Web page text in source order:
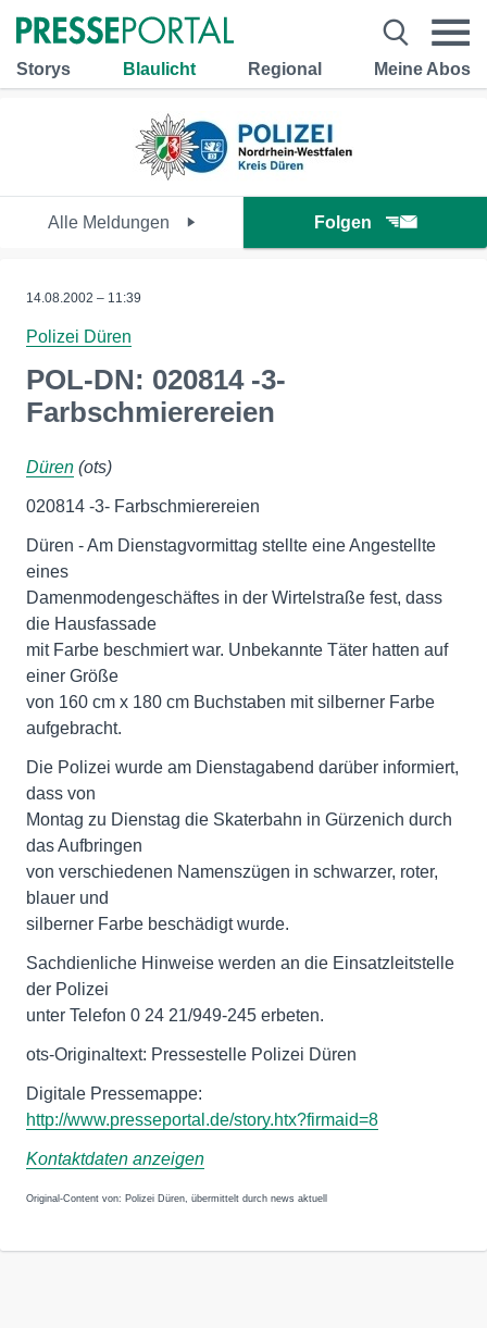
Storys Blaulicht Regional Meine Abos
Alle Meldungen Folgen
14.08.2002 – 11:39
Polizei Düren
POL-DN: 020814 -3-
Farbschmierereien
Düren (ots)
020814 -3- Farbschmierereien
Düren - Am Dienstagvormittag stellte eine Angestellte
eines
Damenmodengeschäftes in der Wirtelstraße fest, dass
die Hausfassade
mit Farbe beschmiert war. Unbekannte Täter hatten auf
einer Größe
von 160 cm x 180 cm Buchstaben mit silberner Farbe
aufgebracht.
Die Polizei wurde am Dienstagabend darüber informiert,
dass von
Montag zu Dienstag die Skaterbahn in Gürzenich durch
das Aufbringen
von verschiedenen Namenszügen in schwarzer, roter,
blauer und
silberner Farbe beschädigt wurde.
Sachdienliche Hinweise werden an die Einsatzleitstelle
der Polizei
unter Telefon 0 24 21/949-245 erbeten.
ots-Originaltext: Pressestelle Polizei Düren
http://www.presseportal.de/story.htx?firmaid=8
Kontaktdaten anzeigen
Original-Content von: Polizei Düren, übermittelt durch news aktuell